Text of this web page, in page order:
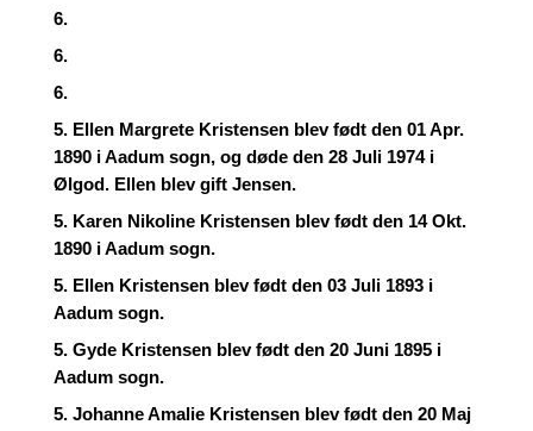
6.
6.
6.
5. Ellen Margrete Kristensen blev født den 01 Apr.
1890 i Aadum sogn, og døde den 28 Juli 1974 i
Ølgod. Ellen blev gift Jensen.
5. Karen Nikoline Kristensen blev født den 14 Okt.
1890 i Aadum sogn.
5. Ellen Kristensen blev født den 03 Juli 1893 i
Aadum sogn.
5. Gyde Kristensen blev født den 20 Juni 1895 i
Aadum sogn.
5. Johanne Amalie Kristensen blev født den 20 Maj